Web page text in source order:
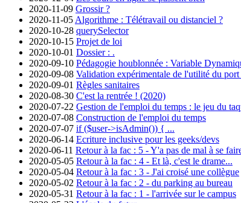
2020-11-09 Grossir ?
2020-11-05 Algorithme : Télétravail ou distanciel ?
2020-10-28 querySelector
2020-10-15 Projet de loi
2020-10-01 Dossier : .
2020-09-10 Pédagogie houblonnée : Variable
2020-09-08 Validation expérimentale de l'utilité du port
2020-09-01 Règles sanitaires
2020-08-30 C'est la rentrée ! (2020)
2020-07-22 Gestion de l'emploi du temps : le jeu du
2020-07-08 Construction de l'emploi du temps
2020-07-07 if ($user->isAdmin()) { ...
2020-06-14 Ecriture inclusive pour les geeks/devs
2020-06-11 Retour à la fac : 5 - Y'a pas de mal à se
2020-05-05 Retour à la fac : 4 - Et là, c'est le drame...
2020-05-04 Retour à la fac : 3 - J'ai croisé une collègue
2020-05-02 Retour à la fac : 2 - du parking au bureau
2020-05-31 Retour à la fac : 1 - l'arrivée sur le campus